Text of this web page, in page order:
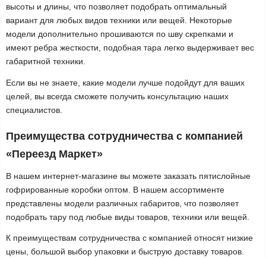
высоты и длины, что позволяет подобрать оптимальный
вариант для любых видов техники или вещей. Некоторые
модели дополнительно прошиваются по шву скрепками и
имеют ребра жесткости, подобная тара легко выдерживает вес
габаритной техники.
Если вы не знаете, какие модели лучше подойдут для ваших
целей, вы всегда сможете получить консультацию наших
специалистов.
Преимущества сотрудничества с компанией
«Переезд Маркет»
В нашем интернет-магазине вы можете заказать пятислойные
гофрированные коробки оптом. В нашем ассортименте
представлены модели различных габаритов, что позволяет
подобрать тару под любые виды товаров, техники или вещей.
К преимуществам сотрудничества с компанией относят низкие
цены, большой выбор упаковки и быструю доставку товаров.